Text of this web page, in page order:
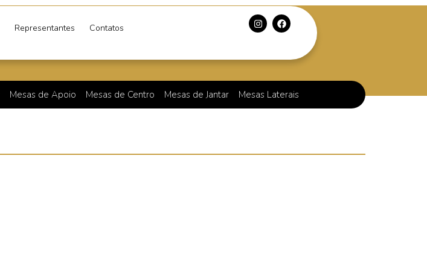
Representantes Contatos
Mesas de Apoio Mesas de Centro Mesas de Jantar Mesas Laterais